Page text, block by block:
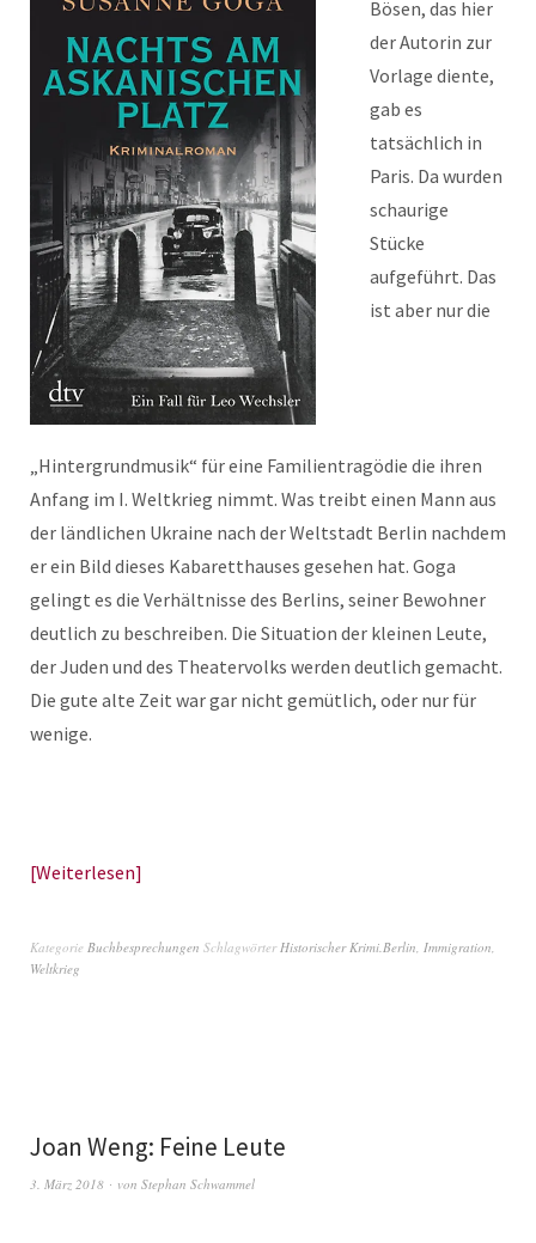
Bösen, das hier
der Autorin zur
Vorlage diente,
gab es
tatsächlich in
Paris. Da wurden
schaurige
Stücke
aufgeführt. Das
ist aber nur die
„Hintergrundmusik“ für eine Familientragödie die ihren
Anfang im I. Weltkrieg nimmt. Was treibt einen Mann aus
der ländlichen Ukraine nach der Weltstadt Berlin nachdem
er ein Bild dieses Kabaretthauses gesehen hat. Goga
gelingt es die Verhältnisse des Berlins, seiner Bewohner
deutlich zu beschreiben. Die Situation der kleinen Leute,
der Juden und des Theatervolks werden deutlich gemacht.
Die gute alte Zeit war gar nicht gemütlich, oder nur für
wenige.
Weiterlesen
Kategorie Buchbesprechungen SchlagwörterHistorischer Krimi.Berlin, Immigration,
Weltkrieg
Joan Weng: Feine Leute
3. März 2018 von Stephan Schwammel